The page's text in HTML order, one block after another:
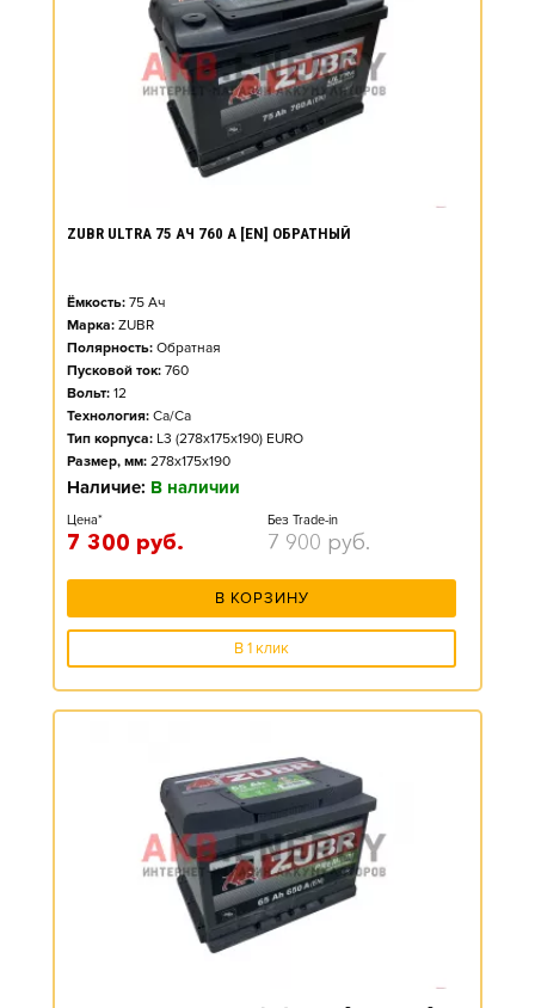
ZUBR ULTRA 75 АЧ 760 А [EN] ОБРАТНЫЙ
Ёмкость: 75 Ач
Марка: ZUBR
Полярность: Обратная
Пусковой ток: 760
Вольт: 12
Технология: Ca/Ca
Тип корпуса: L3 (278x175x190) EURO
Размер, мм: 278x175x190
Наличие: В наличии
Цена*
7 300 руб.
Без Trade-in
7 900 руб.
В КОРЗИНУ
В 1 клик